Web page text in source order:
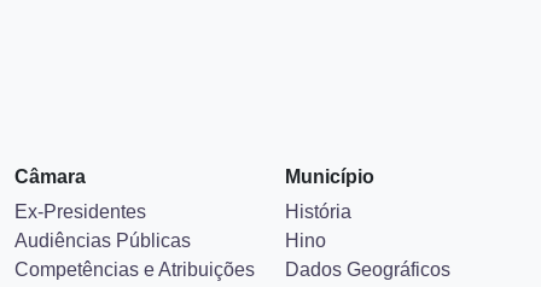
Câmara
Ex-Presidentes
Audiências Públicas
Competências e Atribuições
Município
História
Hino
Dados Geográficos